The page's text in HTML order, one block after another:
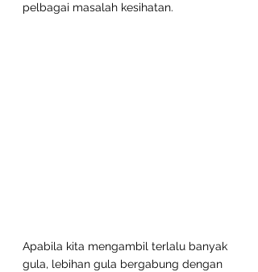
pelbagai masalah kesihatan.
Apabila kita mengambil terlalu banyak
gula, lebihan gula bergabung dengan